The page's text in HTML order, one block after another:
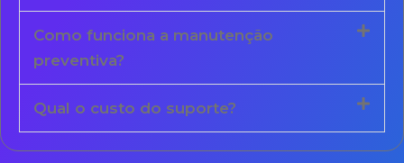
Como funciona a manutenção
preventiva?
Qual o custo do suporte?